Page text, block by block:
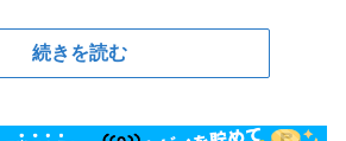
続きを読む